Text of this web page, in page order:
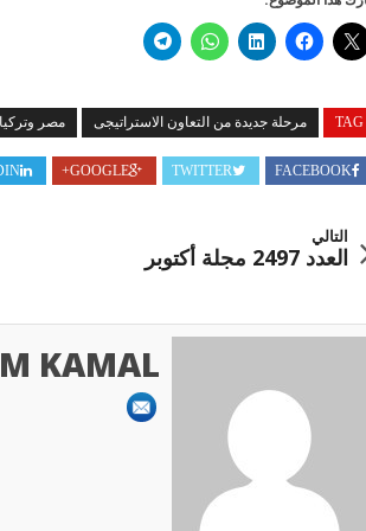
TAG مرحلة جديدة من التعاون الاستراتيجى مصر وتركيا
FACEBOOK
TWITTER
GOOGLE+
التالي
العدد 2497 مجلة أكتوبر
M KAMAL